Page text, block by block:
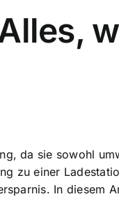
da sie sowohl
zu einer
In diesem